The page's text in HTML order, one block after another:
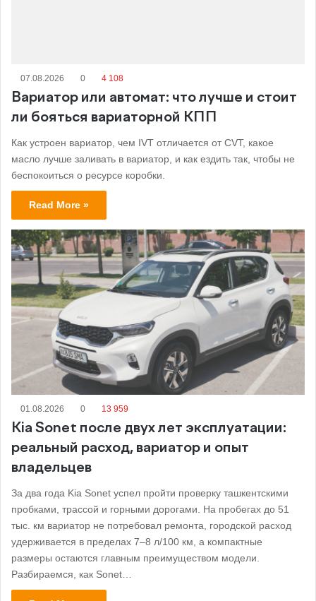
07.08.2026 0 4 108
Вариатор или автомат: что лучше и стоит
ли бояться вариаторной КПП
Как устроен вариатор, чем IVT отличается от CVT, какое
масло лучше заливать в вариатор, и как ездить так, чтобы не
беспокоиться о ресурсе коробки.
Read More »
01.08.2026 0 13 959
Kia Sonet после двух лет эксплуатации:
реальный расход, вариатор и опыт
владельцев
За два года Kia Sonet успел пройти проверку ташкентскими
пробками, трассой и горными дорогами. На пробегах до 51
тыс. км вариатор не потребовал ремонта, городской расход
удерживается в пределах 7–8 л/100 км, а компактные
размеры остаются главным преимуществом модели.
Разбираемся, как Sonet…